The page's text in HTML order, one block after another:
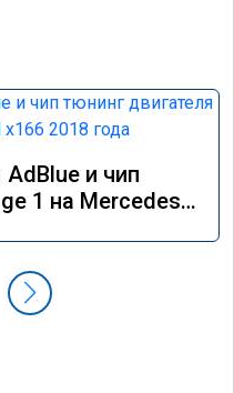
и чип
1 на Mercedes